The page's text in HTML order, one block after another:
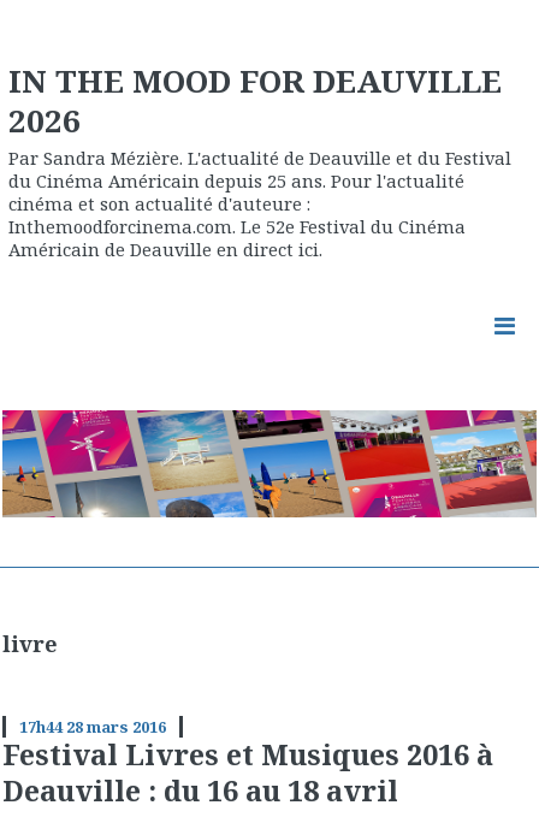
IN THE MOOD FOR DEAUVILLE
2026
Par Sandra Mézière. L'actualité de Deauville et du Festival
du Cinéma Américain depuis 25 ans. Pour l'actualité
cinéma et son actualité d'auteure :
Inthemoodforcinema.com. Le 52e Festival du Cinéma
Américain de Deauville en direct ici.
livre
17h44 28mars 2016
Festival Livres et Musiques 2016 à
Deauville : du 16 au 18 avril